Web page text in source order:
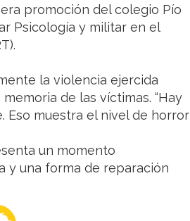
promoción del colegio Pío
Psicología y militar en el
la violencia ejercida
de las víctimas. “Hay
Eso muestra el nivel de horror
un momento
y una forma de reparación